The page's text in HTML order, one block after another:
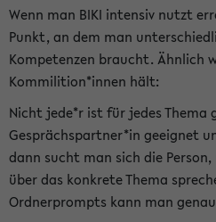
Wenn man BIKI intensiv nutzt
Punkt, an dem man
Kompetenzen braucht. Ähnlich
Kommilition*innen hält:
Nicht jede*r ist für jedes Thema
Gesprächspartner*in geeignet
dann sucht man sich die
über das konkrete Thema
Ordnerprompts kann man